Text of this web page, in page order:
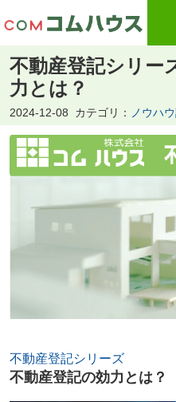
不動産登記シリ
力とは？
2024-12-08 カテゴリ： ノウハ
不動産登記シリーズ
不動産登記の効力とは？